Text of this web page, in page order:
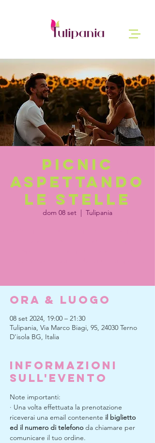
Picnic
aspettando
le stelle
dom 08 set
  |
Tulipania
Ora & Luogo
08 set 2024, 19:00 – 21:30
Tulipania, Via Marco Biagi, 95, 24030 Terno
D'isola BG, Italia
Informazioni
sull'evento
Note importanti:
· Una volta effettuata la prenotazione
riceverai una email contenente il biglietto
ed il numero di telefono da chiamare per
comunicare il tuo ordine.